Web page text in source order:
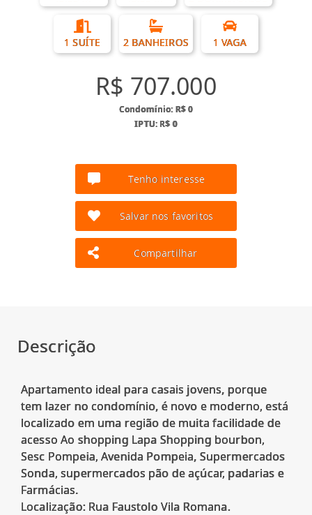
1 SUÍTE 2 BANHEIROS 1 VAGA
R$ 707.000
Condomínio: R$ 0
IPTU: R$ 0
Tenho interesse
Salvar nos favoritos
Compartilhar
Descrição
Apartamento ideal para casais jovens, porque
tem lazer no condomínio, é novo e moderno, está
localizado em uma região de muita facilidade de
acesso Ao shopping Lapa Shopping bourbon,
Sesc Pompeia, Avenida Pompeia, Supermercados
Sonda, supermercados pão de açúcar, padarias e
Farmácias.
Localização: Rua Faustolo Vila Romana.